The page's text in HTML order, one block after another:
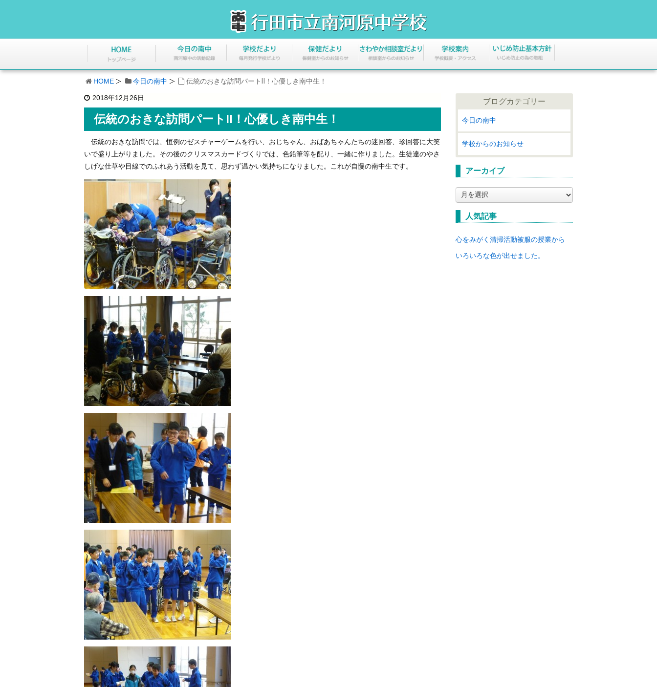
HOME 今日の南中 伝統のおきな訪問パートⅡ！心優しき南中生！
2018年12月26日
伝統のおきな訪問パートⅡ！心優しき南中生！
伝統のおきな訪問では、恒例のゼスチャーゲームを行い、おじちゃん、おばあちゃんたちの迷回答、珍回答に大笑
いで盛り上がりました。その後のクリスマスカードづくりでは、色鉛筆等を配り、一緒に作りました。生徒達のやさ
しげな仕草や目線でのふれあう活動を見て、思わず温かい気持ちになりました。これが自慢の南中生です。
ブログカテゴリー
今日の南中
学校からのお知らせ
アーカイブ
ー
カ
イ
人気記事
心をみがく清掃活動被服の授業から
いろいろな色が出せました。